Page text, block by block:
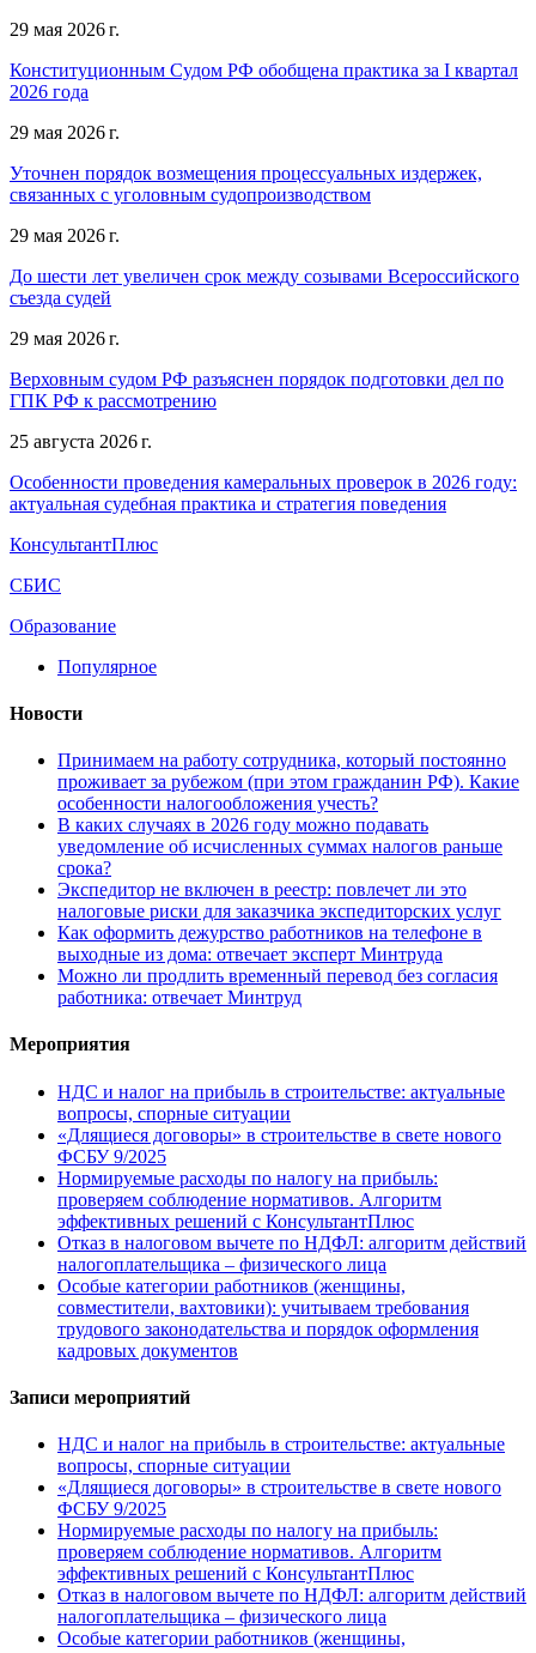
29 мая 2026 г.
Конституционным Судом РФ обобщена практика за I квартал
2026 года
29 мая 2026 г.
Уточнен порядок возмещения процессуальных издержек,
связанных с уголовным судопроизводством
29 мая 2026 г.
До шести лет увеличен срок между созывами Всероссийского
съезда судей
29 мая 2026 г.
Верховным судом РФ разъяснен порядок подготовки дел по
ГПК РФ к рассмотрению
25 августа 2026 г.
Особенности проведения камеральных проверок в 2026 году:
актуальная судебная практика и стратегия поведения
КонсультантПлюс
СБИС
Образование
Популярное
Новости
Принимаем на работу сотрудника, который постоянно
проживает за рубежом (при этом гражданин РФ). Какие
особенности налогообложения учесть?
В каких случаях в 2026 году можно подавать
уведомление об исчисленных суммах налогов раньше
срока?
Экспедитор не включен в реестр: повлечет ли это
налоговые риски для заказчика экспедиторских услуг
Как оформить дежурство работников на телефоне в
выходные из дома: отвечает эксперт Минтруда
Можно ли продлить временный перевод без согласия
работника: отвечает Минтруд
Мероприятия
НДС и налог на прибыль в строительстве: актуальные
вопросы, спорные ситуации
«Длящиеся договоры» в строительстве в свете нового
ФСБУ 9/2025
Нормируемые расходы по налогу на прибыль:
проверяем соблюдение нормативов. Алгоритм
эффективных решений с КонсультантПлюс
Отказ в налоговом вычете по НДФЛ: алгоритм действий
налогоплательщика – физического лица
Особые категории работников (женщины,
совместители, вахтовики): учитываем требования
трудового законодательства и порядок оформления
кадровых документов
Записи мероприятий
НДС и налог на прибыль в строительстве: актуальные
вопросы, спорные ситуации
«Длящиеся договоры» в строительстве в свете нового
ФСБУ 9/2025
Нормируемые расходы по налогу на прибыль:
проверяем соблюдение нормативов. Алгоритм
эффективных решений с КонсультантПлюс
Отказ в налоговом вычете по НДФЛ: алгоритм действий
налогоплательщика – физического лица
Особые категории работников (женщины,